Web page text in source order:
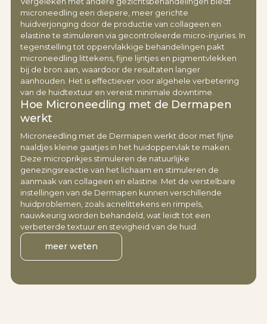
microneedling een diepere, meer gerichte
huidverjonging door de productie van collageen en
elastine te stimuleren via gecontroleerde micro-injuries. In
tegenstelling tot oppervlakkige behandelingen pakt
microneedling littekens, fijne lijntjes en pigmentvlekken
bij de bron aan, waardoor de resultaten langer
aanhouden. Het is effectiever voor algehele verbetering
van de huidtextuur en vereist minimale downtime.
Hoe Microneedling met de Dermapen
werkt
Microneedling met de Dermapen werkt door met fijne
naaldjes kleine gaatjes in het huidoppervlak te maken.
Deze microprikjes stimuleren de natuurlijke
genezingsreactie van het lichaam en stimuleren de
aanmaak van collageen en elastine. Met de verstelbare
instellingen van de Dermapen kunnen verschillende
huidproblemen, zoals acnelittekens en rimpels,
nauwkeurig worden behandeld, wat leidt tot een
verbeterde textuur en stevigheid van de huid.
meer weten